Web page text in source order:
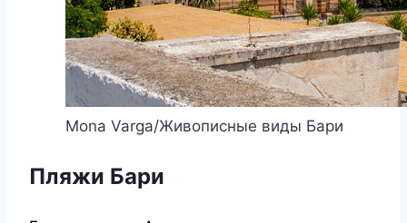
Mona Varga/Живописные виды Бари
Пляжи Бари